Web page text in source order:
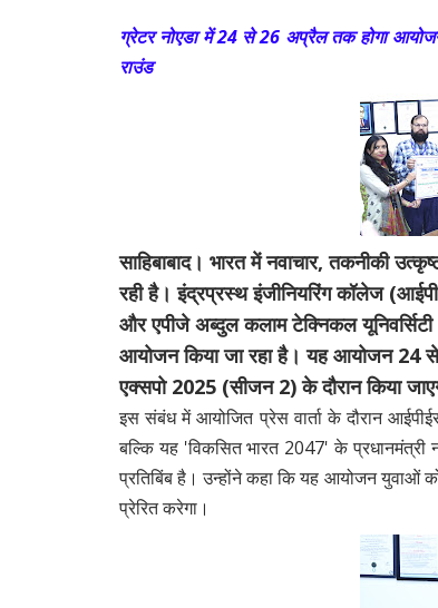
ग्रेटर नोएडा में 24 से 26 अप्रैल तक होगा
राउंड
साहिबाबाद। भारत में नवाचार, तकनीकी
रही है। इंद्रप्रस्थ इंजीनियरिंग कॉलेज
और एपीजे अब्दुल कलाम टेक्निकल
आयोजन किया जा रहा है। यह आयोजन 24 से
एक्सपो 2025 (सीजन 2) के दौरान किया
इस संबंध में आयोजित प्रेस वार्ता के दौरान
बल्कि यह 'विकसित भारत 2047' के
प्रतिबिंब है। उन्होंने कहा कि यह आयोजन युवाओं
प्रेरित करेगा।